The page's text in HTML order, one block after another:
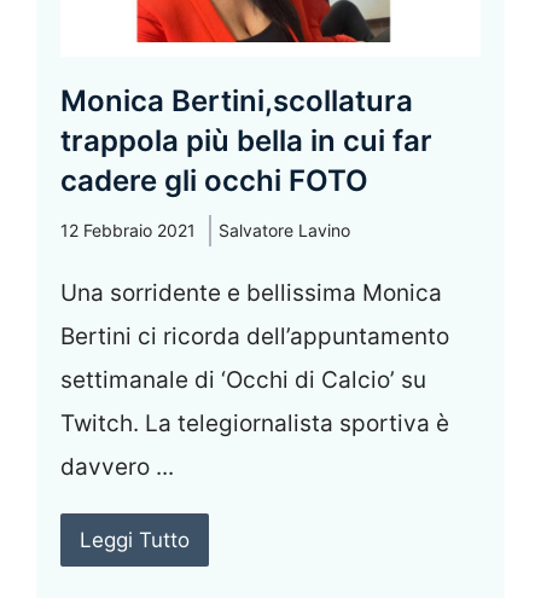
Monica Bertini,scollatura
trappola più bella in cui far
cadere gli occhi FOTO
12 Febbraio 2021 Salvatore Lavino
Una sorridente e bellissima Monica
Bertini ci ricorda dell’appuntamento
settimanale di ‘Occhi di Calcio’ su
Twitch. La telegiornalista sportiva è
davvero ...
Leggi Tutto